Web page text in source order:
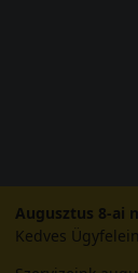
Augusztus 8-ai
Kedves